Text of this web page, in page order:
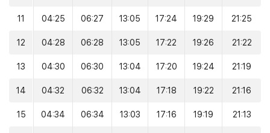
11 04:25 06:27 13:05 17:24 19:29 21:25
12 04:28 06:28 13:05 17:22 19:26 21:22
13 04:30 06:30 13:04 17:20 19:24 21:19
14 04:32 06:32 13:04 17:18 19:22 21:16
15 04:34 06:34 13:03 17:16 19:19 21:13